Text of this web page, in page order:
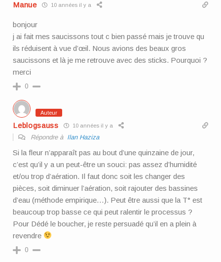
Manue 10 années il y a
bonjour
j ai fait mes saucissons tout c bien passé mais je trouve qu
ils réduisent à vue d’œil. Nous avions des beaux gros
saucissons et là je me retrouve avec des sticks. Pourquoi ?
merci
0
Auteur
Leblogsauss 10 années il y a
Répondre à Ilan Haziza
Si la fleur n’apparaît pas au bout d’une quinzaine de jour,
c’est qu’il y a un peut-être un souci: pas assez d’humidité
et/ou trop d’aération. Il faut donc soit les changer des
pièces, soit diminuer l’aération, soit rajouter des bassines
d’eau (méthode empirique…). Peut être aussi que la T° est
beaucoup trop basse ce qui peut ralentir le processus ?
Pour Dédé le boucher, je reste persuadé qu’il en a plein à
revendre
0